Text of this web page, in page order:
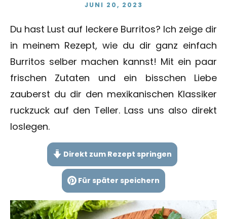
JUNI 20, 2023
Du hast Lust auf leckere Burritos? Ich zeige dir
in meinem Rezept, wie du dir ganz einfach
Burritos selber machen kannst! Mit ein paar
frischen Zutaten und ein bisschen Liebe
zauberst du dir den mexikanischen Klassiker
ruckzuck auf den Teller. Lass uns also direkt
loslegen.
Direkt zum Rezept springen
Für später speichern